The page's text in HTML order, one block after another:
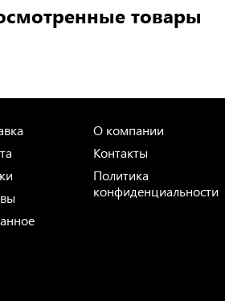
товары
О компании
Контакты
Политика
конфиденциальности